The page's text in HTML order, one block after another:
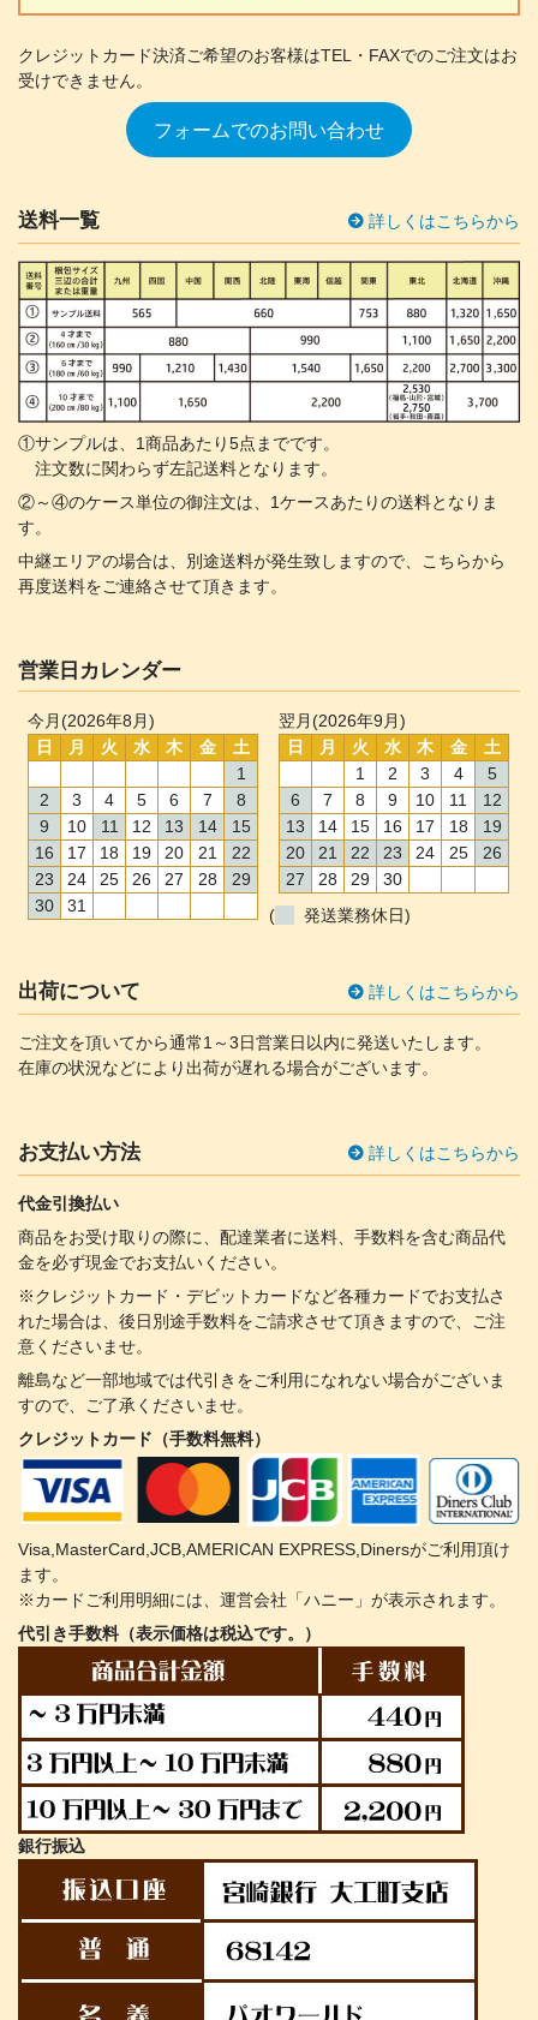
クレジットカード決済ご希望のお客様はTEL・FAXでのご注文はお
受けできません。
フォームでのお問い合わせ
送料一覧 詳しくはこちらから
①サンプルは、1商品あたり5点までです。
注文数に関わらず左記送料となります。
②～④のケース単位の御注文は、1ケースあたりの送料となりま
す。
中継エリアの場合は、別途送料が発生致しますので、こちらから
再度送料をご連絡させて頂きます。
営業日カレンダー
今月(2026年8月)
日
月 火 水 木 金
土
1
2
3 4 5 6 7
8
9
10 11 12 13 14
15
16
17 18 19 20 21
22
23
24 25 26 27 28
29
30
31
翌月(2026年9月)
日
月 火 水 木 金
土
1
2 3 4
5
6
7 8 9 10 11
12
13
14 15 16 17 18
19
20
21 22 23 24 25
26
27
28 29
30
(
発送業務休日)
出荷について 詳しくはこちらから
ご注文を頂いてから通常1～3日営業日以内に発送いたします。
在庫の状況などにより出荷が遅れる場合がございます。
お支払い方法 詳しくはこちらから
代金引換払い
商品をお受け取りの際に、配達業者に送料、手数料を含む商品代
金を必ず現金でお支払いください。
※クレジットカード・デビットカードなど各種カードでお支払さ
れた場合は、後日別途手数料をご請求させて頂きますので、ご注
意くださいませ。
離島など一部地域では代引きをご利用になれない場合がございま
すので、ご了承くださいませ。
クレジットカード（手数料無料）
Visa,MasterCard,JCB,AMERICAN EXPRESS,Dinersがご利用頂け
ます。
※カードご利用明細には、運営会社「ハニー」が表示されます。
代引き手数料（表示価格は税込です。）
銀行振込